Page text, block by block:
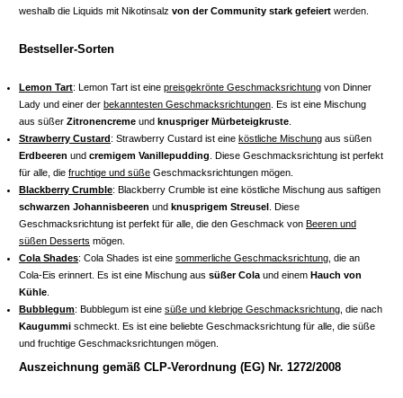
weshalb die Liquids mit Nikotinsalz von der Community stark gefeiert werden.
Bestseller-Sorten
Lemon Tart: Lemon Tart ist eine preisgekrönte Geschmacksrichtung von Dinner
Lady und einer der bekanntesten Geschmacksrichtungen . Es ist eine Mischung
aus süßer Zitronencreme und knuspriger Mürbeteigkruste
Strawberry Custard: Strawberry Custard ist eine köstliche Mischung aus süßen
Erdbeeren und cremigem Vanillepudding . Diese Geschmacksrichtung ist perfekt
für alle, die fruchtige und süße Geschmacksrichtungen mögen.
Blackberry Crumble: Blackberry Crumble ist eine köstliche Mischung aus saftigen
schwarzen Johannisbeeren und knusprigem Streusel . Diese
Geschmacksrichtung ist perfekt für alle, die den Geschmack von Beeren und
süßen Desserts mögen.
Cola Shades: Cola Shades ist eine sommerliche Geschmacksrichtung , die an
Cola-Eis erinnert. Es ist eine Mischung aus süßer Cola und einem Hauch von
Kühle
Bubblegum: Bubblegum ist eine süße und klebrige Geschmacksrichtung , die nach
Kaugummi schmeckt. Es ist eine beliebte Geschmacksrichtung für alle, die süße
und fruchtige Geschmacksrichtungen mögen.
Auszeichnung gemäß CLP-Verordnung (EG) Nr. 1272/2008